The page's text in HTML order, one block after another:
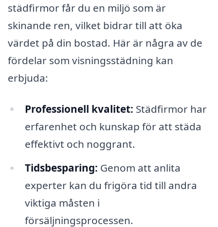
städfirmor får du en miljö som är
skinande ren, vilket bidrar till att öka
värdet på din bostad. Här är några av de
fördelar som visningsstädning kan
erbjuda:
Professionell kvalitet: Städfirmor har
erfarenhet och kunskap för att städa
effektivt och noggrant.
Tidsbesparing: Genom att anlita
experter kan du frigöra tid till andra
viktiga måsten i
försäljningsprocessen.